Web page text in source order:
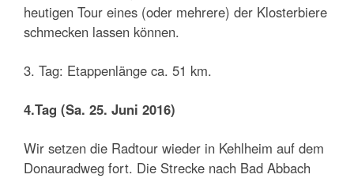
heutigen Tour eines (oder mehrere) der Klosterbiere
schmecken lassen können.
3. Tag: Etappenlänge ca. 51 km.
4.Tag (Sa. 25. Juni 2016)
Wir setzen die Radtour wieder in Kehlheim auf dem
Donauradweg fort. Die Strecke nach Bad Abbach